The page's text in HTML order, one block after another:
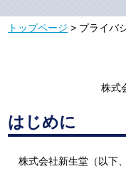
トップページ > プライバ
株式
はじめに
株式会社新生堂（以下